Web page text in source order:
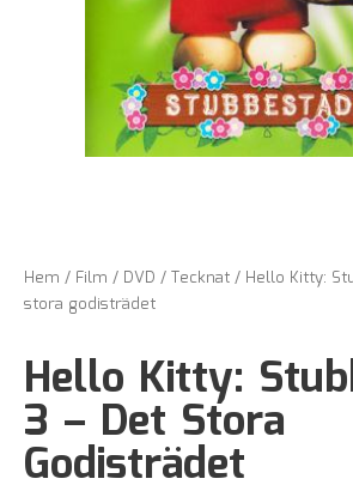
Hem / Film / DVD /Tecknat/ Hello Kitty:
stora godisträdet
Hello Kitty:
3 – Det Stora
Godisträdet